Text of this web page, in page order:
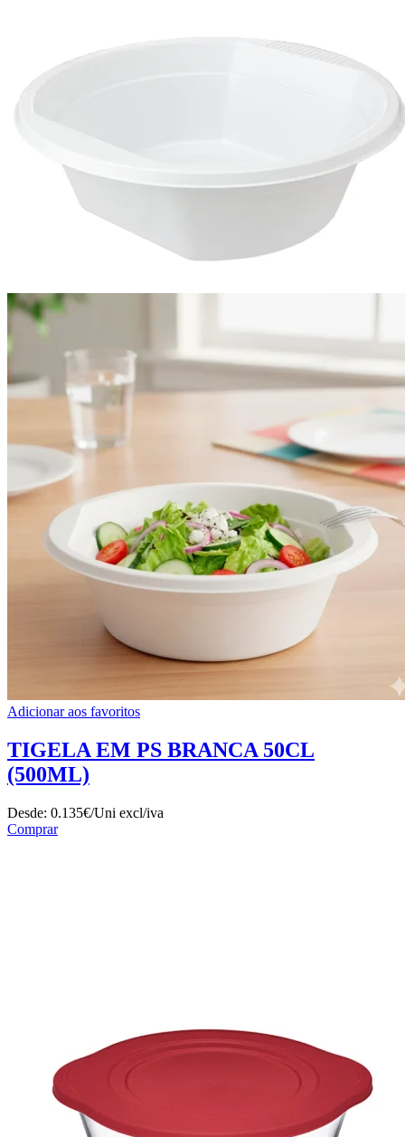
Adicionar aos favoritos
TIGELA EM PS BRANCA 50CL
(500ML)
Desde: 0.135€/Uni excl/iva
Comprar